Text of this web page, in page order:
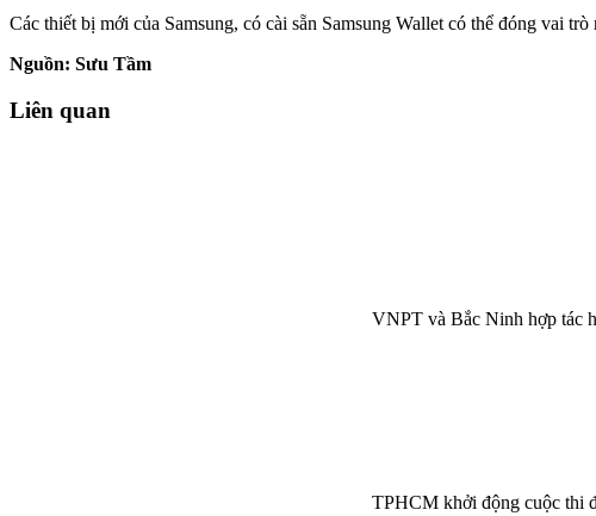
Các thiết bị mới của Samsung, có cài sẵn Samsung Wallet có thể đóng vai
Nguồn: Sưu Tầm
Liên quan